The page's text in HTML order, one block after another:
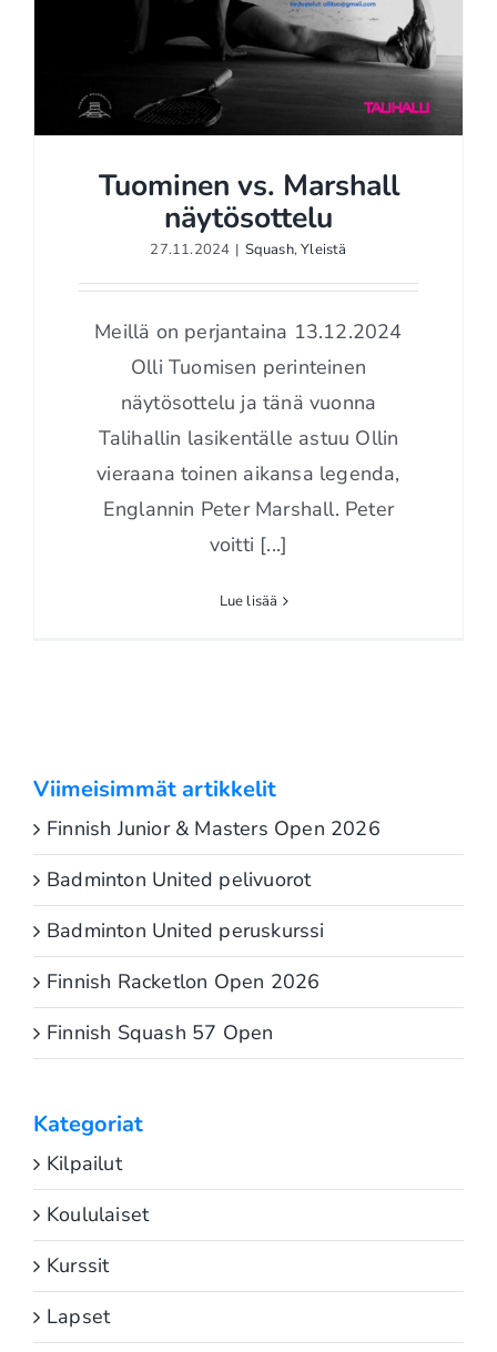
Tuominen vs. Marshall
näytösottelu
Tuominen vs. Marshall
näytösottelu
27.11.2024 | Squash,Yleistä
Meillä on perjantaina 13.12.2024
Olli Tuomisen perinteinen
näytösottelu ja tänä vuonna
Talihallin lasikentälle astuu Ollin
vieraana toinen aikansa legenda,
Englannin Peter Marshall. Peter
voitti [...]
Lue lisää
Viimeisimmät artikkelit
Finnish Junior & Masters Open 2026
Badminton United pelivuorot
Badminton United peruskurssi
Finnish Racketlon Open 2026
Finnish Squash 57 Open
Kategoriat
Kilpailut
Koululaiset
Kurssit
Lapset